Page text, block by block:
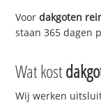
Voordakgoten
staan 365 dagen
Wat kost
Wij werken